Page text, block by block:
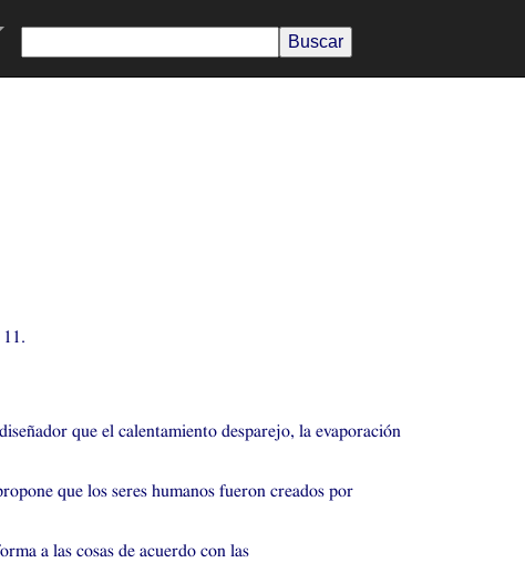
que el calentamiento desparejo, la evaporación
que los seres humanos fueron creados por
a las cosas de acuerdo con las